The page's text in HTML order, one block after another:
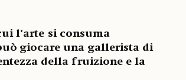
l’arte si consuma
giocare una gallerista di
della fruizione e la